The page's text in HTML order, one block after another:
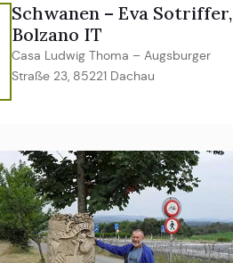
Schwanen – Eva Sotriffer,
Bolzano IT
Casa Ludwig Thoma – Augsburger
Straße 23, 85221 Dachau